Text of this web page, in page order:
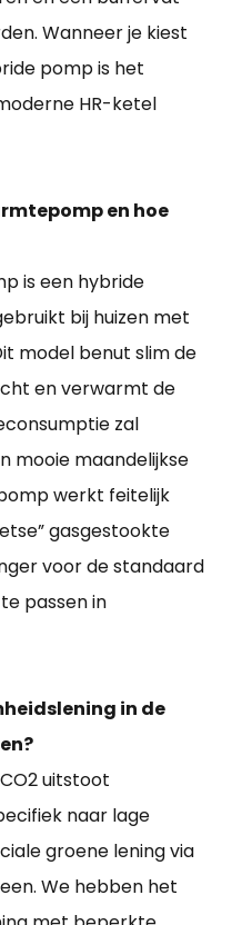
Wanneer je kiest
pomp is het
HR-ketel
en hoe
is een hybride
bij huizen met
model benut slim de
en verwarmt de
zal
mooie maandelijkse
werkt feitelijk
gasgestookte
voor de standaard
passen in
in de
uitstoot
naar lage
groene lening via
We hebben het